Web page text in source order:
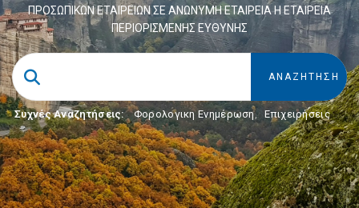
ΠΡΟΣΩΠΙΚΩΝ ΕΤΑΙΡΕΙΩΝ ΣΕ ΑΝΩΝΥΜΗ ΕΤΑΙΡΕΙΑ Η ΕΤΑΙΡΕΙΑ
ΠΕΡΙΟΡΙΣΜΕΝΗΣ ΕΥΘΥΝΗΣ
Συχνές Αναζητήσεις: Φορολογικη Ενημέρωση, Επιχειρήσεις